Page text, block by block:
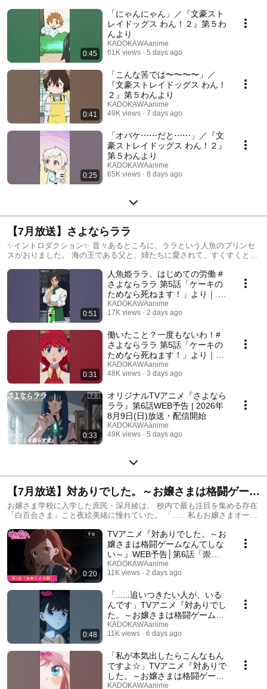
彼らは、軍や警察も踏み込めない 荒事を解決すると噂される 「武装探偵
社」の社員であった。 何の因果か、巷を騒がせる 「人喰い虎」退治への
同行を 求められる敦だが……。 架空の都市 ヨコハマ。 登場するは、
文豪の名を懐く者たち。 その名になぞらえた 異形の力が火花を散らす。
奇怪千万の文豪異能力バトル、ここに開幕！
0:45
「にゃんにゃん」／『文豪スト
レイドッグス わん！２』第５わ
んより
KADOKAWAanime
61K views
5 days ago
0:41
「こんな筈では〜〜〜〜」／
『文豪ストレイドッグス わん！
２』第５わんより
KADOKAWAanime
49K views
7 days ago
0:25
「オバケ⋯⋯だと⋯⋯」／『文
豪ストレイドッグス わん！２』
第５わんより
KADOKAWAanime
65K views
8 days ago
【7月放送】さよならララ
✨イントロダクション✨ 昔々あるところに、ララという人魚のプリンセ
スがおりました。 海の王である父と、姉たちに愛されて、すくすくと育
す。 それは人魚たちの世界では許されぬ、禁じられた恋でした。 それで
もララは地上へ旅立ちます。 魔女グレイスにもらった薬を飲み、人間の
姿になったのです。 しかしそれは、”本当の愛”を見つけなければ、 泡と
なって消えてしまう禁忌の薬でした。 人魚のプリンセスでありながら、
人間との愛を望んだララ。 けれど———その願いは叶わず、泡となって
海へ消えてしまうのでした。 それから200年。 長い時を経て、人魚姫ラ
ラは琵琶湖に蘇る。 今度こそ“本当の愛”を見つけるために———
0:51
人魚姫ララ、はじめての労働 #
さよならララ 第5話「ケーキの
ためなら死ねます！」より｜ 毎
週日曜24:30～放送配信中
KADOKAWAanime
17K views
2 days ago
0:31
働いたこと？一度もないわ！#
さよならララ 第5話「ケーキの
ためなら死ねます！」より｜毎
週日曜24:30～放送配信中
KADOKAWAanime
48K views
3 days ago
0:33
オリジナルTVアニメ『さよなら
ララ』第6話WEB予告 | 2026年
8月9日(日)放送・配信開始
KADOKAWAanime
49K views
5 days ago
【7月放送】対ありでした。～お嬢さまは格闘ゲーム
なんてしない～
お嬢さま学校に入学した庶民・深月綾は、 校内で最も注目を集める存在
「白百合さま」こと夜絵美緒に憧れていた。 「……私もお嬢さまオーラ
対戦格闘ゲームに興じている場面を目撃してしまう。 そして、美緒は綾
が格闘ゲーマーであることを見抜き――!? 学内でゲームをすることは厳
禁。それでも二人は、今、戦いたい！ お嬢さまたちの熱き格ゲーライフ
の火蓋が切って落とされる!!
0:20
TVアニメ『対ありでした。～お
嬢さまは格闘ゲームなんてしな
い～』WEB予告│第6話「崇高
なる決闘」
KADOKAWAanime
11K views
2 days ago
0:48
「......追いつきたい人が、いる
んです」TVアニメ『対ありでし
た。～お嬢さまは格闘ゲームな
んてしない～』第4話 #対あり
アニメ #アニメ #長谷川育美 #
KADOKAWAanime
11K views
6 days ago
「私が本気出したらこんなもん
ですよ☆」TVアニメ『対ありで
した。～お嬢さまは格闘ゲーム
なんてしない～』第4話 #対あ
KADOKAWAanime